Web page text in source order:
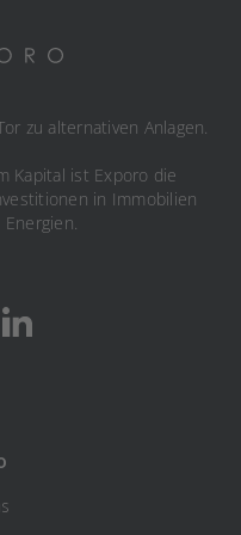
zu alternativen Anlagen.
Kapital ist Exporo die
in Immobilien